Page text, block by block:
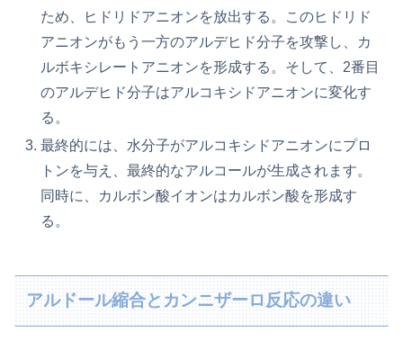
ため、ヒドリドアニオンを放出する。このヒドリド
アニオンがもう一方のアルデヒド分子を攻撃し、カ
ルボキシレートアニオンを形成する。そして、2番目
のアルデヒド分子はアルコキシドアニオンに変化す
る。
最終的には、水分子がアルコキシドアニオンにプロ
トンを与え、最終的なアルコールが生成されます。
同時に、カルボン酸イオンはカルボン酸を形成す
る。
アルドール縮合とカンニザーロ反応の違い